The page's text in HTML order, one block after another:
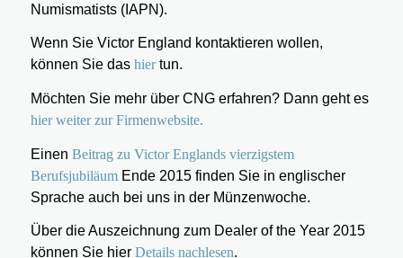
Numismatists (IAPN).
Wenn Sie Victor England kontaktieren wollen,
können Sie dashiertun.
Möchten Sie mehr über CNG erfahren? Dann geht es
hier weiter zur Firmenwebsite.
Einen Beitrag zu Victor Englands vierzigstem
BerufsjubiläumEnde 2015 finden Sie in englischer
Sprache auch bei uns in der Münzenwoche.
Über die Auszeichnung zum Dealer of the Year 2015
können Sie hier Details nachlesen.